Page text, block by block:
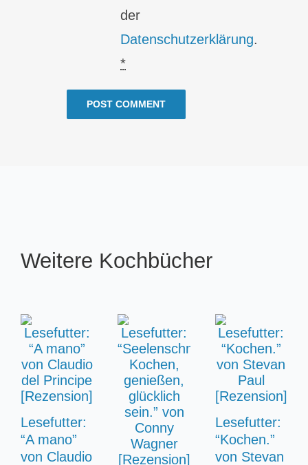
der
Datenschutzerklärung.
*
Weitere Kochbücher
Lesefutter:
“A mano”
von Claudio
Lesefutter:
“Kochen.”
von Stevan